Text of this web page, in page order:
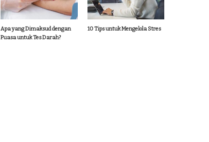
Apa yang Dimaksud dengan
Puasa untuk Tes Darah?
10 Tips untuk Mengelola Stres